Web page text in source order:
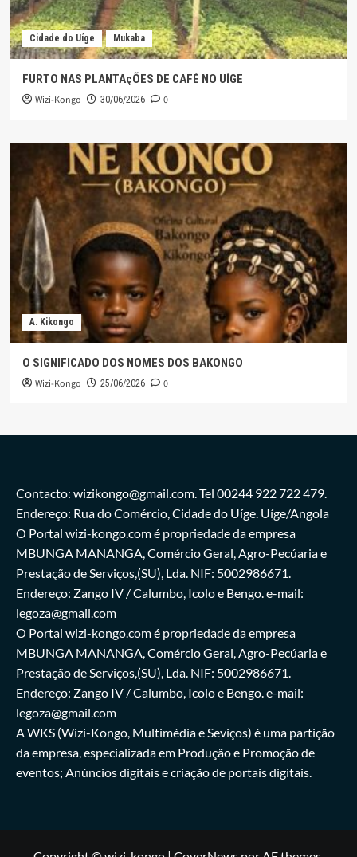
Cidade do Uíge Mukaba
FURTO NAS PLANTAçÕES DE CAFÉ NO UÍGE
Wizi-Kongo 30/06/2026 0
A. Kikongo
O SIGNIFICADO DOS NOMES DOS BAKONGO
Wizi-Kongo 25/06/2026 0
Contacto: wizikongo@gmail.com. Tel 00244 922 722 479.
Endereço: Rua do Comércio, Cidade do Uíge. Uíge/Angola
O Portal wizi-kongo.com é propriedade da empresa
MBUNGA MANANGA, Comércio Geral, Agro-Pecúaria e
Prestação de Serviços,(SU), Lda. NIF: 5002986671.
Endereço: Zango IV / Calumbo, Icolo e Bengo. e-mail:
legoza@gmail.com
O Portal wizi-kongo.com é propriedade da empresa
MBUNGA MANANGA, Comércio Geral, Agro-Pecúaria e
Prestação de Serviços,(SU), Lda. NIF: 5002986671.
Endereço: Zango IV / Calumbo, Icolo e Bengo. e-mail:
legoza@gmail.com
A WKS (Wizi-Kongo, Multimédia e Seviços) é uma partição
da empresa, especializada em Produção e Promoção de
eventos; Anúncios digitais e criação de portais digitais.